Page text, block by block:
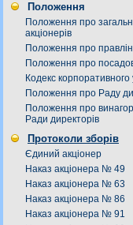
Положення
Положення про
акціонерів
Положення про
Положення про
Кодекс корпоративного
Положення про Раду
Положення про
Ради директорів
Протоколи зборів
Єдиний акціонер
Наказ акціонера № 49
Наказ акціонера № 63
Наказ акціонера № 86
Наказ акціонера № 91